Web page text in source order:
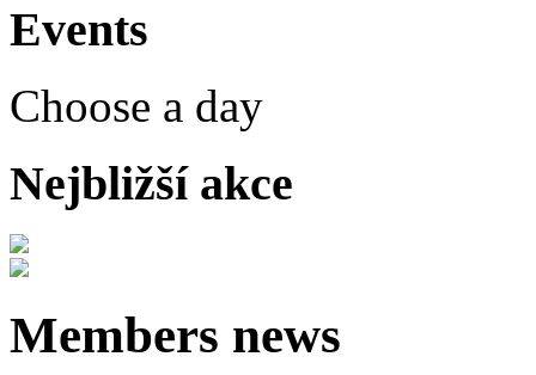
Events
Choose a day
Nejbližší akce
Members news